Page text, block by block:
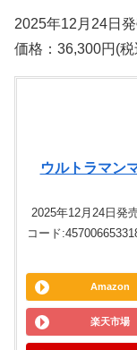
2025年12月24日
価格：36,300円(税
ウルトラマン
2025年12月24日発
コード
Amazon
楽天市場